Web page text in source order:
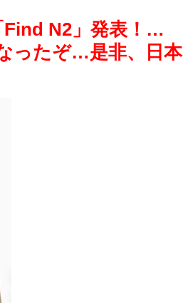
Find N2」発表！…
ったぞ…是非、日本